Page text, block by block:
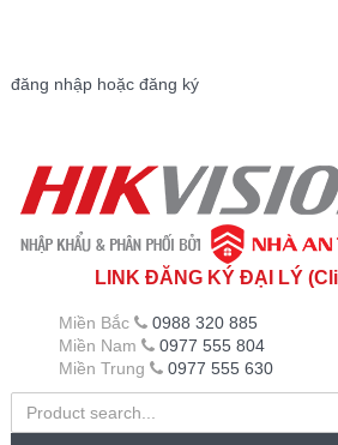
đăng nhập hoặc đăng ký
LINK ĐĂNG KÝ ĐẠI LÝ
Miền Bắc
0988 320 885
Miền Nam
0977 555 804
Miền Trung
0977 555 630